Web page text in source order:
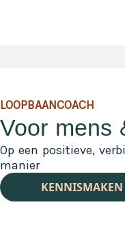
LOOPBAANCOACH
Voor mens
Op een positieve,
manier
KENNISMAKEN